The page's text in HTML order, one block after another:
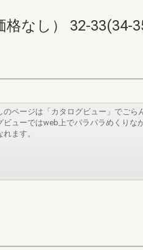
なし） 32-33(34-
のページは「カタログビュー」でごら
ビューではweb上でパラパラめくりな
れます。